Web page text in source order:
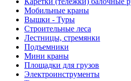
Мобильные краны
Вышки - Туры
Строительные леса
Лестницы, стремянки
Подъемники
Мини краны
Площадки для грузов
Электроинструменты